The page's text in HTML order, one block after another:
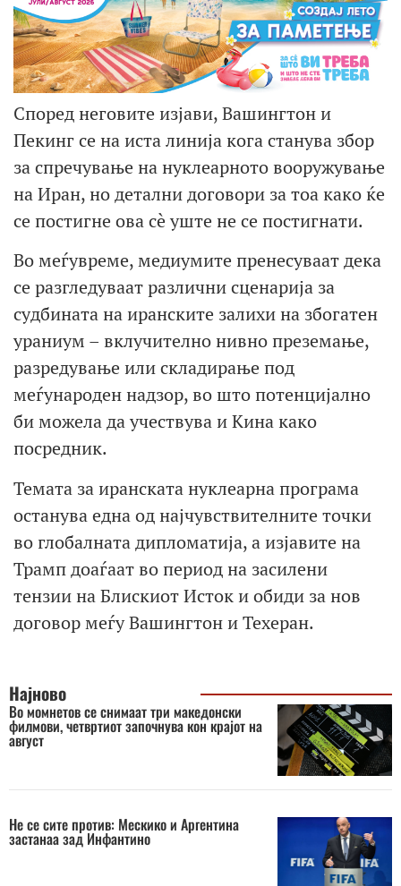
Според неговите изјави, Вашингтон и
Пекинг се на иста линија кога станува збор
за спречување на нуклеарното вооружување
на Иран, но детални договори за тоа како ќе
се постигне ова сè уште не се постигнати.
Во меѓувреме, медиумите пренесуваат дека
се разгледуваат различни сценарија за
судбината на иранските залихи на збогатен
ураниум – вклучително нивно преземање,
разредување или складирање под
меѓународен надзор, во што потенцијално
би можела да учествува и Кина како
посредник.
Темата за иранската нуклеарна програма
останува една од најчувствителните точки
во глобалната дипломатија, а изјавите на
Трамп доаѓаат во период на засилени
тензии на Блискиот Исток и обиди за нов
договор меѓу Вашингтон и Техеран.
Најново
Во момнетов се снимаат три македонски
филмови, четвртиот започнува кон крајот на
август
Не се сите против: Мескико и Аргентина
застанаа зад Инфантино